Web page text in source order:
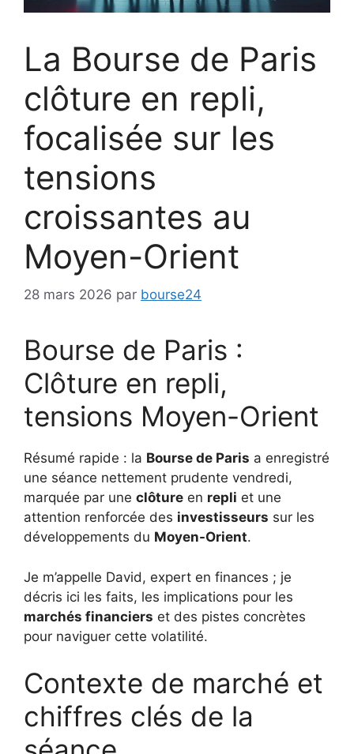
La Bourse de Paris
clôture en repli,
focalisée sur les
tensions
croissantes au
Moyen-Orient
28 mars 2026 par bourse24
Bourse de Paris :
Clôture en repli,
tensions Moyen-Orient
Résumé rapide : la Bourse de Paris a enregistré
une séance nettement prudente vendredi,
marquée par une clôture en repli et une
attention renforcée des investisseurs sur les
développements du Moyen-Orient.
Je m’appelle David, expert en finances ; je
décris ici les faits, les implications pour les
marchés financiers et des pistes concrètes
pour naviguer cette volatilité.
Contexte de marché et
chiffres clés de la